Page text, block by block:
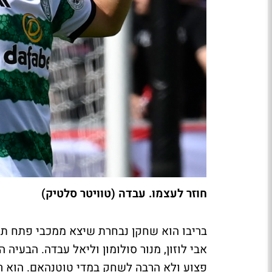
חוזר לעצמו. עבדה (טוויטר סלטיק)
בריבו הוא שחקן נבחרת שיצא ממכבי פתח
אבי לוזון, מנור סולומון וליאל עבדה.